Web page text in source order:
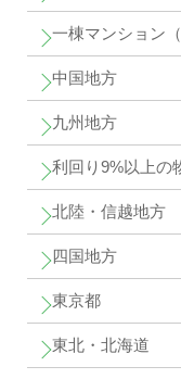
一棟マンション（
中国地方
九州地方
利回り9%以上の
北陸・信越地方
四国地方
東京都
東北・北海道